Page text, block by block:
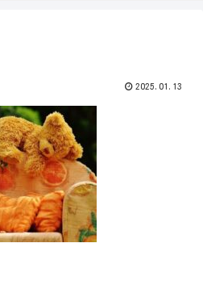
2025.01.13